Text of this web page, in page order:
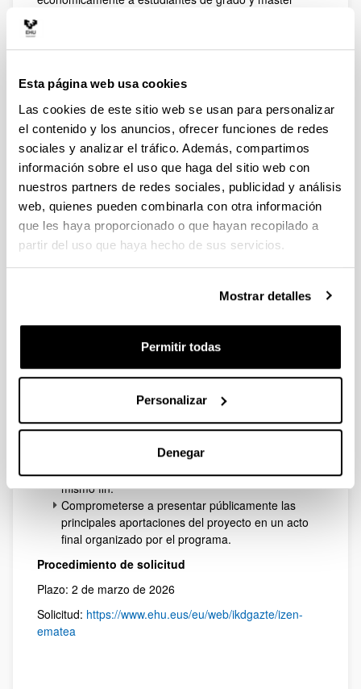
Esta página web usa cookies
Las cookies de este sitio web se usan para personalizar
el contenido y los anuncios, ofrecer funciones de redes
sociales y analizar el tráfico. Además, compartimos
información sobre el uso que haga del sitio web con
nuestros partners de redes sociales, publicidad y análisis
web, quienes pueden combinarla con otra información
que les haya proporcionado o que hayan recopilado a
partir del uso que haya hecho de sus servicios.
Mostrar detalles
Permitir todas
Personalizar
Denegar
oficial de la UPV/EHU que, durante el curso académico
proyectos sociales en entidades externas del ámbito
El programa busca fomentar el compromiso social y la
participación activa del alumnado en iniciativas que
favorezcan la inclusión, la cohesión social y la atención
a la diversidad, al mismo tiempo que contribuye a
mejorar su empleabilidad mediante experiencias
prácticas con impacto positivo en la comunidad.
Dotación y número de becas
Importe: cada beca tendrá una dotación de 1.000 €.
Número máximo: hasta 20 becas, distribuidas entre los
tres campus de la UPV/EHU (Bizkaia, Gipuzkoa y
de la UPV/EHU durante el curso 2025/2026.
Realizar o comprometerse a realizar TFG o
externa (ONGD, asociaciones, fundaciones,
centros educativos, etc.).
septiembre de 2026.
No ser beneficiarias de otras ayudas con el
mismo fin.
Comprometerse a presentar públicamente las
principales aportaciones del proyecto en un acto
final organizado por el programa.
Procedimiento de solicitud
Plazo: 2 de marzo de 2026
Solicitud: https://www.ehu.eus/eu/web/ikdgazte/izen-
ematea